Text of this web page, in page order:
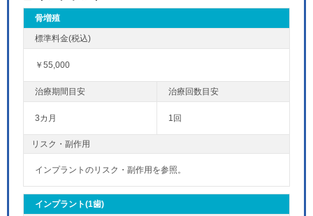
骨増殖
￥55,000
3カ月 1回
リスク・副作用
インプラントのリスク・副作用を参照。
インプラント(1歯)